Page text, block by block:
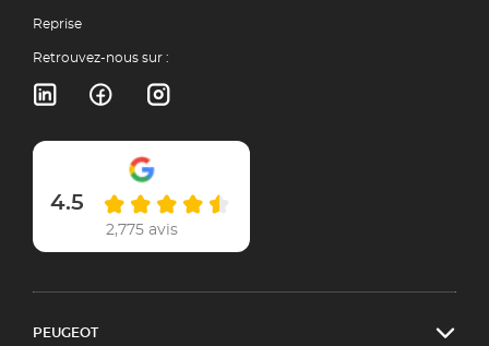
Reprise
Retrouvez-nous sur :
4.5
2,775 avis
PEUGEOT